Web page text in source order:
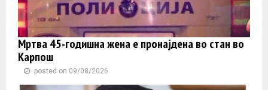
Мртва 45-годишна жена е пронајдена во стан во
Карпош
posted on 09/08/2026